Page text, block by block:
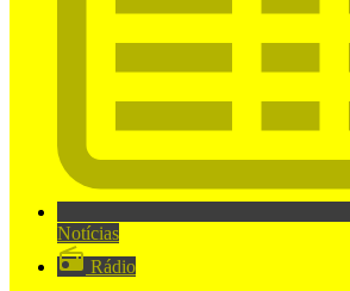
Notícias
Rádio